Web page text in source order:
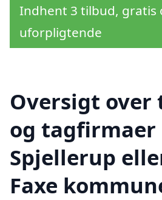
Indhent 3 tilbud, gratis
uforpligtende
Oversigt over
og tagfirmaer
Spjellerup
Faxe